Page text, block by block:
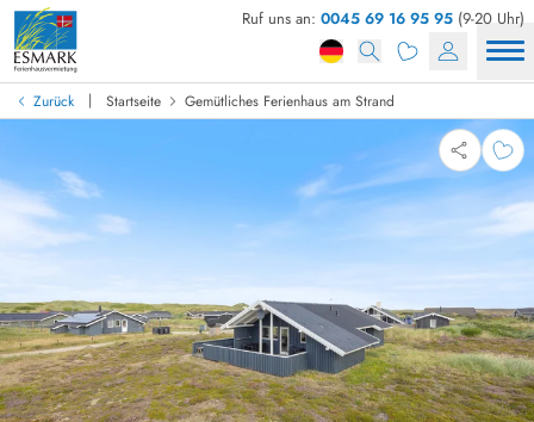
Ruf uns an: 0045 69 16 95 95 (9-20 Uhr)
Zurück | Startseite Gemütliches Ferienhaus am Strand